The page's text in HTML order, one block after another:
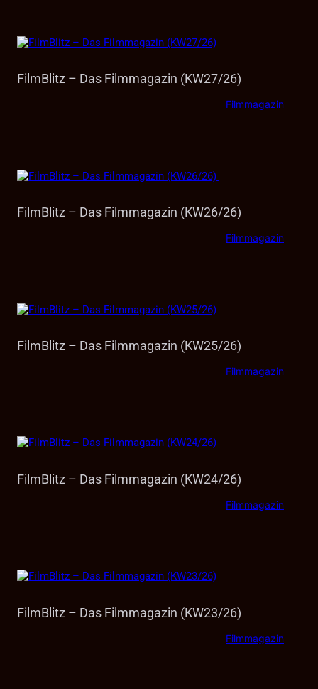
FilmBlitz – Das Filmmagazin (KW27/26)
Filmmagazin
FilmBlitz – Das Filmmagazin (KW26/26)
Filmmagazin
FilmBlitz – Das Filmmagazin (KW25/26)
Filmmagazin
FilmBlitz – Das Filmmagazin (KW24/26)
Filmmagazin
FilmBlitz – Das Filmmagazin (KW23/26)
Filmmagazin